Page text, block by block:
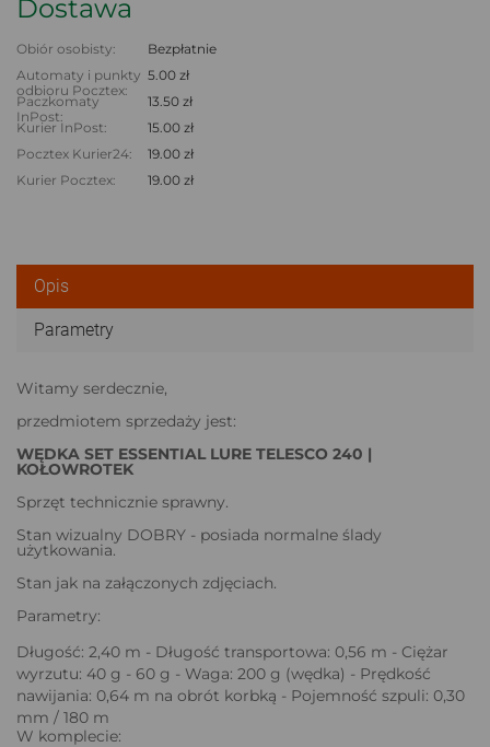
Dostawa
Obiór osobisty:
Bezpłatnie
Automaty i punkty
odbioru Pocztex:
5.00 zł
Paczkomaty
InPost:
13.50 zł
Kurier InPost:
15.00 zł
Pocztex Kurier24:
19.00 zł
Kurier Pocztex:
19.00 zł
Opis
Parametry
Witamy serdecznie,
przedmiotem sprzedaży jest:
WĘDKA SET ESSENTIAL LURE TELESCO 240 |
KOŁOWROTEK
Sprzęt technicznie sprawny.
Stan wizualny DOBRY - posiada normalne ślady
użytkowania.
Stan jak na załączonych zdjęciach.
Parametry:
Długość: 2,40 m - Długość transportowa: 0,56 m - Ciężar
wyrzutu: 40 g - 60 g - Waga: 200 g (wędka) - Prędkość
nawijania: 0,64 m na obrót korbką - Pojemność szpuli: 0,30
mm / 180 m
W komplecie: